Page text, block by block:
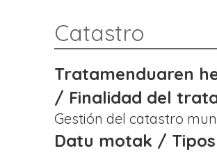
Catastro
Tratamenduaren
/ Finalidad del
Gestión del catastro
Datu motak /